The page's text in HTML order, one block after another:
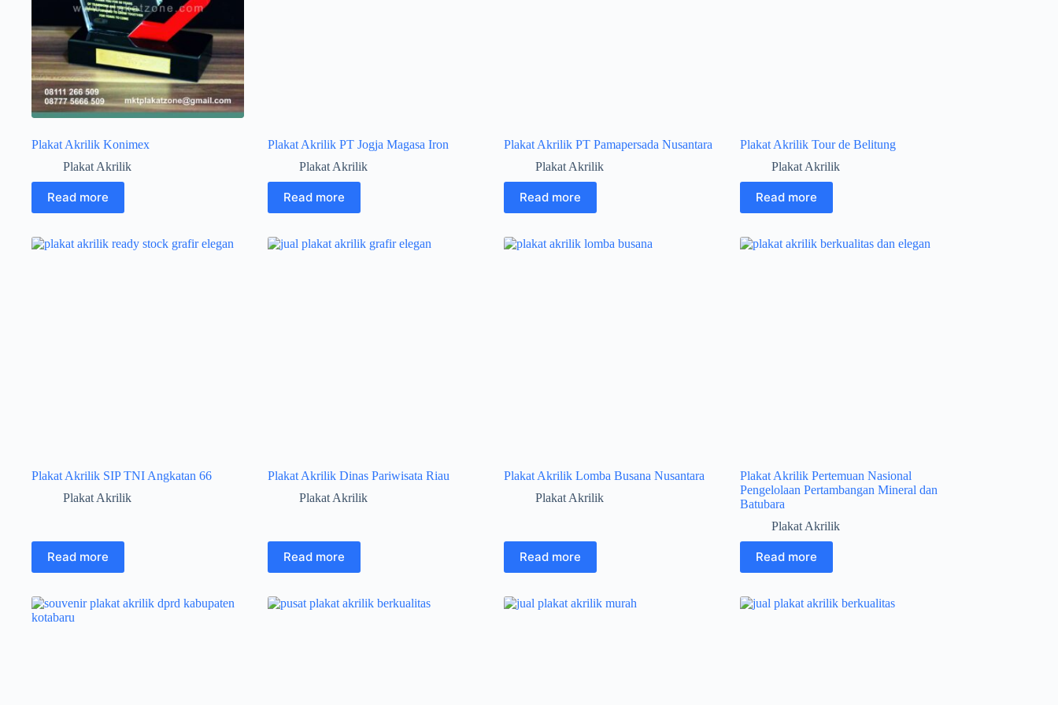
Plakat Akrilik Konimex
Plakat Akrilik
Read more
Plakat Akrilik PT Jogja Magasa Iron
Plakat Akrilik
Read more
Plakat Akrilik PT Pamapersada Nusantara
Plakat Akrilik
Read more
Plakat Akrilik Tour de Belitung
Plakat Akrilik
Read more
Plakat Akrilik SIP TNI Angkatan 66
Plakat Akrilik
Read more
Plakat Akrilik Dinas Pariwisata Riau
Plakat Akrilik
Read more
Plakat Akrilik Lomba Busana Nusantara
Plakat Akrilik
Read more
Plakat Akrilik Pertemuan Nasional
Pengelolaan Pertambangan Mineral dan
Batubara
Plakat Akrilik
Read more